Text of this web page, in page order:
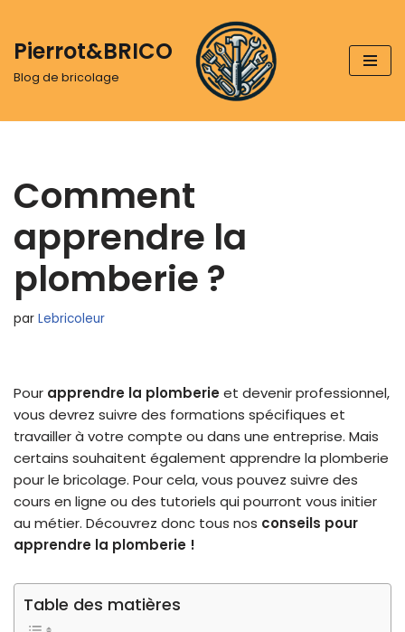
Aller
au
Pierrot&BRICO
Blog de bricolage
Comment
apprendre la
plomberie ?
par Lebricoleur
Pour apprendre la plomberieet devenir professionnel,
vous devrez suivre des formations spécifiques et
travailler à votre compte ou dans une entreprise. Mais
certains souhaitent également apprendre la plomberie
pour le bricolage. Pour cela, vous pouvez suivre des
cours en ligne ou des tutoriels qui pourront vous initier
au métier. Découvrez donc tous nos conseils pour
apprendre la plomberie !
Table des matières